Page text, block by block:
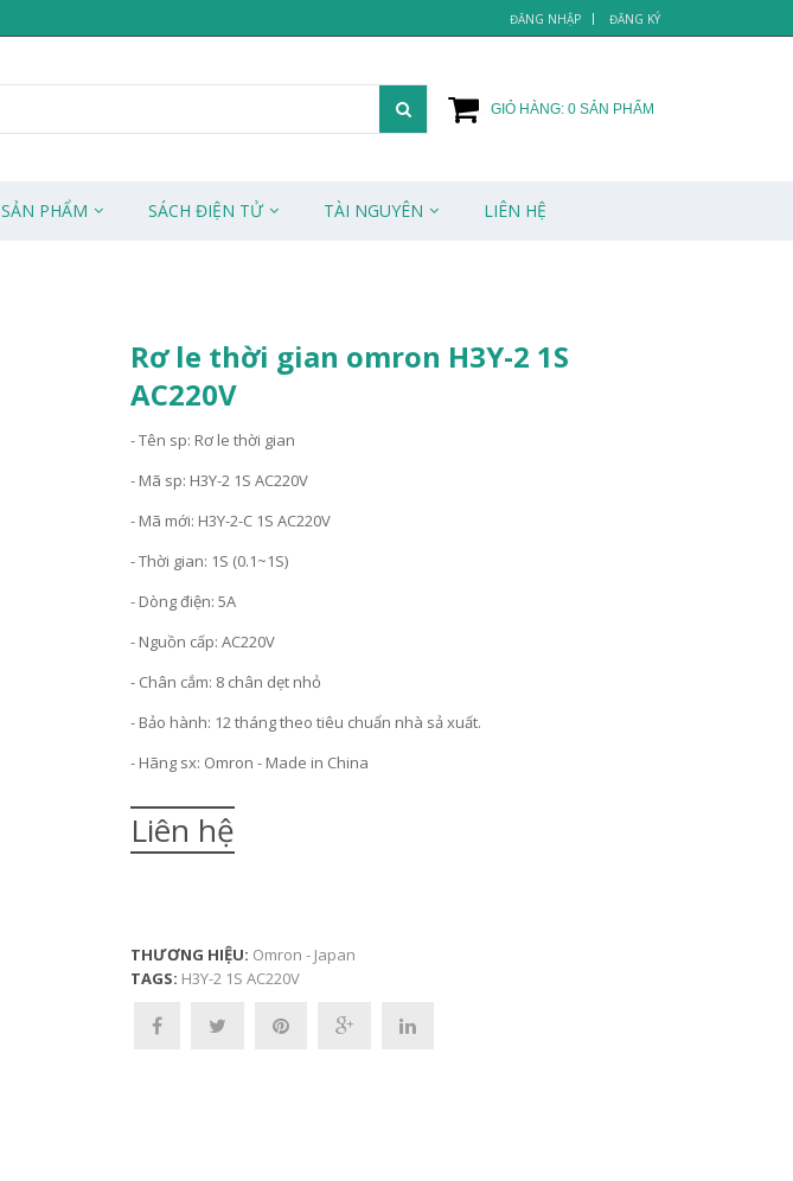
ĐĂNG NHẬP ĐĂNG KÝ
GIỎ HÀNG: 0 SẢN PHẨM
SẢN PHẨM SÁCH ĐIỆN TỬ TÀI NGUYÊN LIÊN HỆ
Rơ le thời gian omron H3Y-2 1S
AC220V
- Tên sp: Rơ le thời gian
- Mã sp: H3Y-2 1S AC220V
- Mã mới: H3Y-2-C 1S AC220V
- Thời gian: 1S (0.1~1S)
- Dòng điện: 5A
- Nguồn cấp: AC220V
- Chân cắm: 8 chân dẹt nhỏ
- Bảo hành: 12 tháng theo tiêu chuẩn nhà sả xuất.
- Hãng sx: Omron - Made in China
Liên hệ
THƯƠNG HIỆU: Omron - Japan
TAGS: H3Y-2 1S AC220V